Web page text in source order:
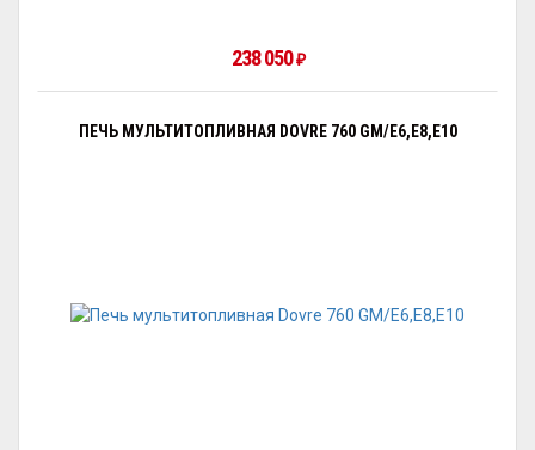
238 050₽
ПЕЧЬ МУЛЬТИТОПЛИВНАЯ DOVRE 760 GM/E6,E8,E10